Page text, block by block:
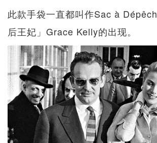
此款手袋一直都叫作Sac à
后王妃」Grace Kelly的出现。